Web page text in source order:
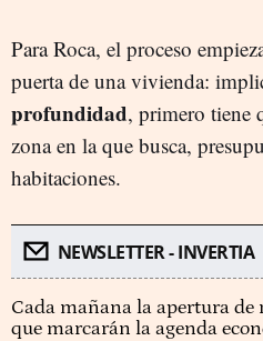
Para Roca, el proceso
puerta de una vivienda:
profundidad, primero tiene
zona en la que busca,
habitaciones.
NEWSLETTER - INVERTIA
Cada mañana la apertura de
que marcarán la agenda